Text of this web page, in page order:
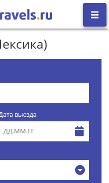
выезда